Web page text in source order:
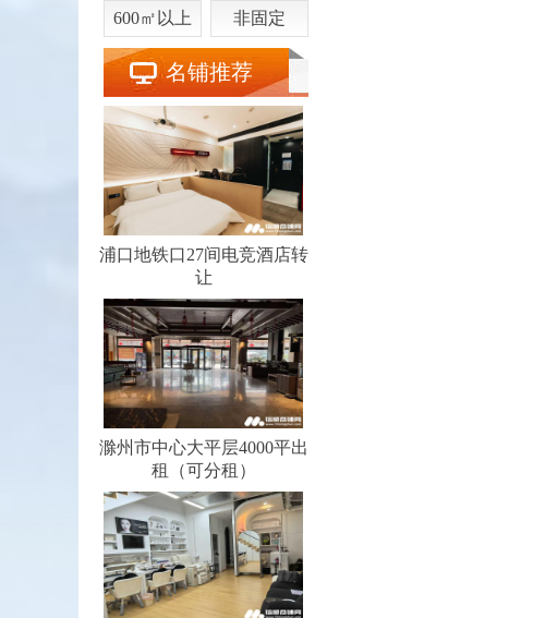
600㎡以上 非固定
名铺推荐
浦口地铁口27间电竞酒店转
让
滁州市中心大平层4000平出
租（可分租）